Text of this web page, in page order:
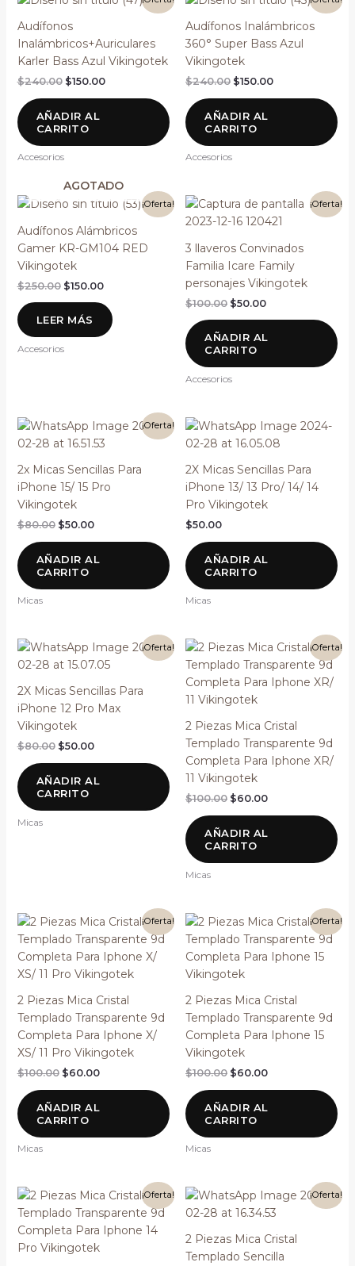
Audífonos
Inalámbricos+Auriculares
Karler Bass Azul Vikingotek
$240.00
original
$240.00.
$150.00
precio
$150.00.
AÑADIR AL
CARRITO
Accesorios
Audífonos Inalámbricos
360° Super Bass Azul
Vikingotek
$240.00
original
$240.00.
$150.00
precio
actual
$150.00.
AÑADIR AL
CARRITO
Accesorios
¡Oferta!
AGOTADO
Audífonos Alámbricos
Gamer KR-GM104 RED
Vikingotek
$250.00
El
original
era:
$250.00.
$150.00
El
precio
actual
es:
$150.00.
LEER MÁS
Accesorios
¡Oferta!
3 llaveros Convinados
Familia Icare Family
personajes Vikingotek
$100.00
El
precio
original
$100.00.
$50.00
El
actual
$50.00.
AÑADIR AL
CARRITO
Accesorios
¡Oferta!
2x Micas Sencillas Para
iPhone 15/ 15 Pro
Vikingotek
$80.00
El
precio
original
$80.00.
$50.00
El
precio
actual
$50.00.
AÑADIR AL
CARRITO
Micas
2X Micas Sencillas Para
iPhone 13/ 13 Pro/ 14/ 14
Pro Vikingotek
$50.00
AÑADIR AL
CARRITO
Micas
¡Oferta!
2X Micas Sencillas Para
iPhone 12 Pro Max
Vikingotek
$80.00
El
precio
original
$80.00.
$50.00
El
precio
actual
$50.00.
AÑADIR AL
CARRITO
Micas
¡Oferta!
2 Piezas Mica Cristal
Templado Transparente 9d
Completa Para Iphone XR/
11 Vikingotek
$100.00
El
original
era:
$100.00.
$60.00
El
actual
es:
AÑADIR AL
CARRITO
Micas
¡Oferta!
2 Piezas Mica Cristal
Templado Transparente 9d
Completa Para Iphone X/
XS/ 11 Pro Vikingotek
$100.00
El
original
era:
$100.00.
$60.00
El
actual
es:
$60.00.
AÑADIR AL
CARRITO
Micas
¡Oferta!
2 Piezas Mica Cristal
Templado Transparente 9d
Completa Para Iphone 15
Vikingotek
$100.00
El
original
era:
$100.00.
$60.00
El
actual
es:
AÑADIR AL
CARRITO
Micas
¡Oferta!
El
original
era:
$100.00.
El
actual
es:
$60.00.
¡Oferta!
2 Piezas Mica Cristal
Templado Sencilla
El
precio
original
$100.00.
El
precio
actual
$50.00.